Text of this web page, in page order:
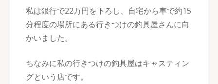
私は銀行で22万円を下ろし、自宅から車で約15
分程度の場所にある行きつけの釣具屋さんに向
かいました。
ちなみに私の行きつけの釣具屋はキャスティン
グという店です。